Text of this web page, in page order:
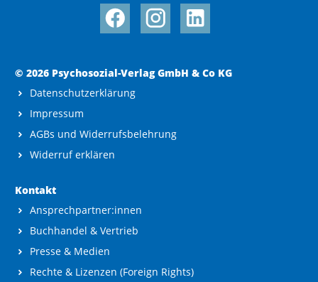
© 2026 Psychosozial-Verlag GmbH & Co KG
Datenschutzerklärung
Impressum
AGBs und Widerrufsbelehrung
Widerruf erklären
Kontakt
Ansprechpartner:innen
Buchhandel & Vertrieb
Presse & Medien
Rechte & Lizenzen (Foreign Rights)